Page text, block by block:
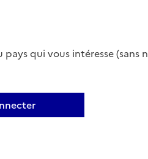
qui vous intéresse (sans